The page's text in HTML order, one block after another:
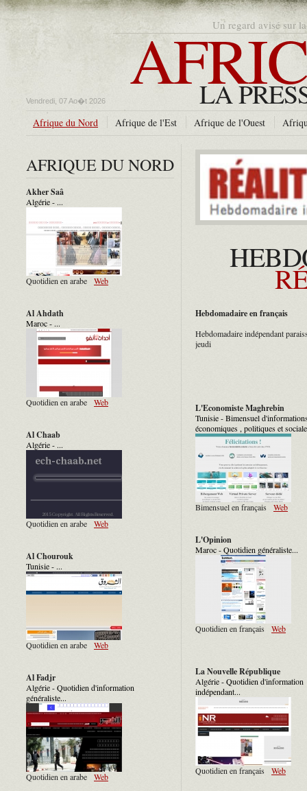
Un regard avisé sur
LA
Vendredi, 07 Ao�t 2026
Afrique du Nord Afrique de l'Est Afrique de l'Ouest
AFRIQUE DU NORD
Akher Saâ
Algérie - ...
Quotidien en arabe Web
Al Ahdath
Maroc - ...
Quotidien en arabe Web
Al Chaab
Algérie - ...
Quotidien en arabe Web
Al Chourouk
Tunisie - ...
Quotidien en arabe Web
Al Fadjr
Algérie - Quotidien d'information
généraliste...
Quotidien en arabe Web
Hebdomadaire en français
Hebdomadaire indépendant
jeudi
L'Economiste Maghrebin
Tunisie - Bimensuel
économiques , politiques et
Bimensuel en français Web
L'Opinion
Maroc - Quotidien généraliste...
Quotidien en français Web
La Nouvelle République
Algérie - Quotidien d'information
indépendant...
Quotidien en français Web